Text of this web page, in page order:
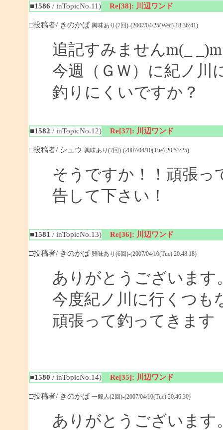
■1586 / inTopicNo.11) Re[38]: 川辺ワンド
□投稿者/ きのかぱ 興味あり(7回)-(2007/04/25(Wed) 18:36:41)
追記すみませんm(_ _)m
今週（ＧＷ）に紀ノ川
釣りにくいですか？
■1582 / inTopicNo.12) Re[37]: 川辺ワンド
□投稿者/ シュウ 興味あり(7回)-(2007/04/10(Tue) 20:53:25)
そうですか！！頑張っ
告して下さい！
■1581 / inTopicNo.13) Re[36]: 川辺ワンド
□投稿者/ きのかぱ 興味あり(6回)-(2007/04/10(Tue) 20:48:18)
ありがとうございます
今度紀ノ川に行くつも
頑張って釣ってきます
■1580 / inTopicNo.14) Re[35]: 川辺ワンド
□投稿者/ きのかぱ 一般人(2回)-(2007/04/10(Tue) 20:46:30)
ありがとうございます